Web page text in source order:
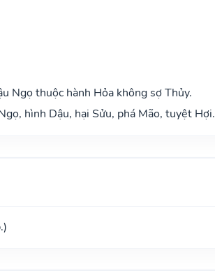
Ngọ thuộc hành Hỏa không sợ Thủy.
hình Dậu, hại Sửu, phá Mão, tuyệt Hợi.